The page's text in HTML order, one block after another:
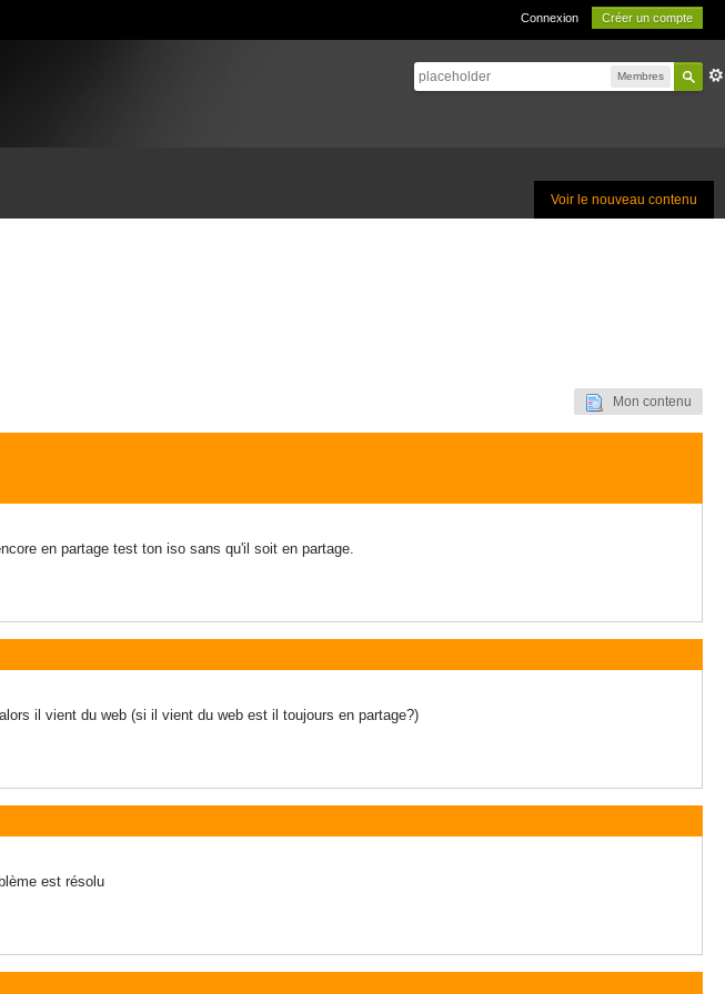
Connexion Créer un compte
Membres
Voir le nouveau contenu
Mon contenu
en partage test ton iso sans qu'il soit en partage.
il vient du web (si il vient du web est il toujours en partage?)
est résolu